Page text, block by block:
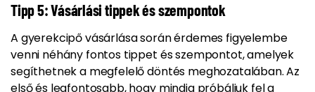
Tipp 5: Vásárlási tippek és szempontok
A gyerekcipő vásárlása során érdemes figyelembe
venni néhány fontos tippet és szempontot, amelyek
segíthetnek a megfelelő döntés meghozatalában. Az
első és legfontosabb, hogy mindig próbáljuk fel a